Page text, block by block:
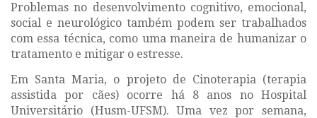
Problemas no desenvolvimento cognitivo, emocional,
social e neurológico também podem ser trabalhados
com essa técnica, como uma maneira de humanizar o
tratamento e mitigar o estresse.
Em Santa Maria, o projeto de Cinoterapia (terapia
assistida por cães) ocorre há 8 anos no Hospital
Universitário (Husm-UFSM). Uma vez por semana,